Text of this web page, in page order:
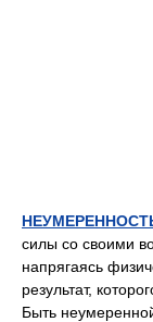
силы со своими
напрягаясь
результат,
Быть